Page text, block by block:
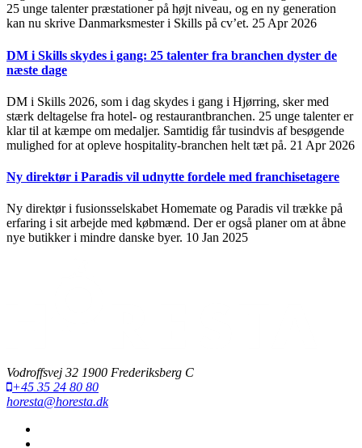
25 unge talenter præstationer på højt niveau, og en ny generation
kan nu skrive Danmarksmester i Skills på cv’et. 25 Apr 2026
DM i Skills skydes i gang: 25 talenter fra branchen dyster de
næste dage
DM i Skills 2026, som i dag skydes i gang i Hjørring, sker med
stærk deltagelse fra hotel- og restaurantbranchen. 25 unge talenter er
klar til at kæmpe om medaljer. Samtidig får tusindvis af besøgende
mulighed for at opleve hospitality-branchen helt tæt på. 21 Apr 2026
Ny direktør i Paradis vil udnytte fordele med franchisetagere
Ny direktør i fusionsselskabet Homemate og Paradis vil trække på
erfaring i sit arbejde med købmænd. Der er også planer om at åbne
nye butikker i mindre danske byer. 10 Jan 2025
Vodroffsvej 32 1900 Frederiksberg C
+45 35 24 80 80
horesta@horesta.dk